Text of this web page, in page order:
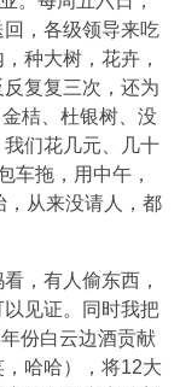
，各级领导来吃
种大树，花卉，
复复三次，还为
桔、杜银树、没
们花几元、几十
车拖，用中午，
，从来没请人，都
，有人偷东西，
见证。同时我把
份白云边酒贡献
哈哈），将12大